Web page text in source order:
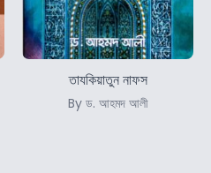
তাযকিয়াতুন নাফস
By ড. আহমদ আলী